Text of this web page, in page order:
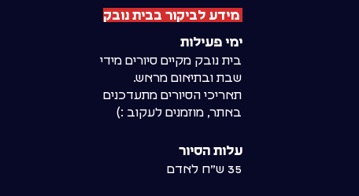
מידע לביקור בבית נובק
ימי פעילות
בית נובק מקיים סיורים מידי
שבת ובתיאום מראש.
תאריכי הסיורים מתעדכנים
באתר, מוזמנים לעקוב :)
עלות הסיור
35 ש״ח לאדם